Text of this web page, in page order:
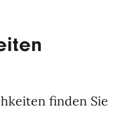
finden Sie